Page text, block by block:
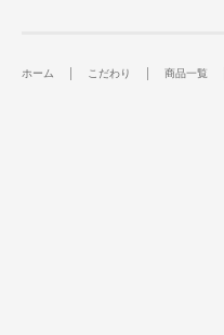
ホーム こだわり 商品一覧